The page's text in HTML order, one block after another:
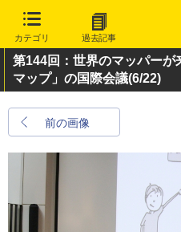
カテゴリ 過去記事
第144回：世界のマッパーが
マップ」の国際会議(6/22)
前の画像